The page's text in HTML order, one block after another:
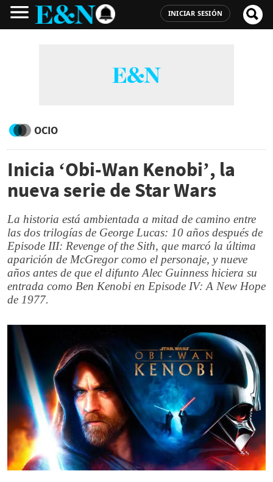
INICIAR SESIÓN
OCIO
Inicia ‘Obi-Wan Kenobi’, la
nueva serie de Star Wars
La historia está ambientada a mitad de camino entre
las dos trilogías de George Lucas: 10 años después de
Episode III: Revenge of the Sith, que marcó la última
aparición de McGregor como el personaje, y nueve
años antes de que el difunto Alec Guinness hiciera su
entrada como Ben Kenobi en Episode IV: A New Hope
de 1977.